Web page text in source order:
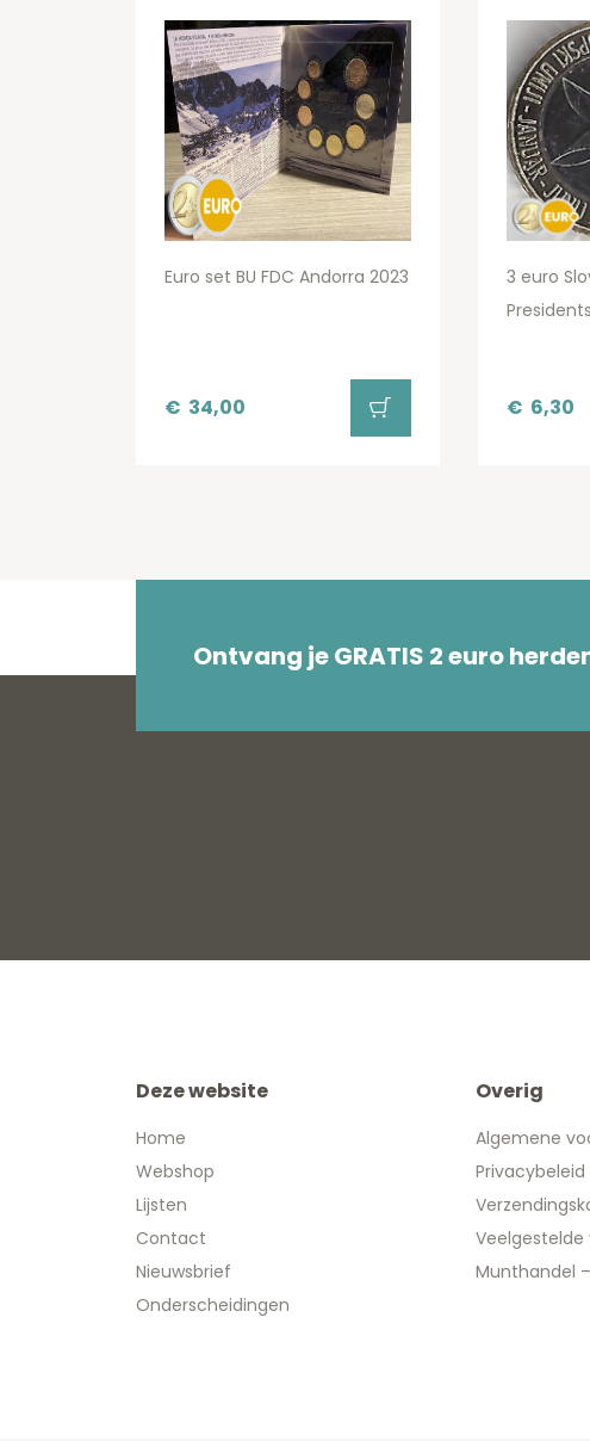
Euro set BU FDC Andorra 2023
€ 34,00
3 euro
€ 6,30
Ontvang je GRATIS 2 euro
Deze website
Home
Webshop
Lijsten
Contact
Nieuwsbrief
Onderscheidingen
Overig
Algemene
Privacybeleid
Veelgestelde
Munthandel –